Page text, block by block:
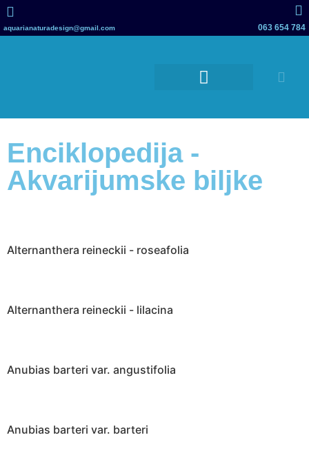
aquarianaturadesign@gmail.com 063 654 784
Enciklopedija -
Akvarijumske biljke
Alternanthera reineckii - roseafolia
Alternanthera reineckii - lilacina
Anubias barteri var. angustifolia
Anubias barteri var. barteri